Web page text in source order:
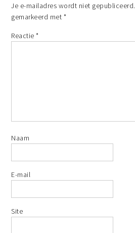
Je e-mailadres wordt niet gepubliceerd.
gemarkeerd met *
Reactie*
Naam
E-mail
Site